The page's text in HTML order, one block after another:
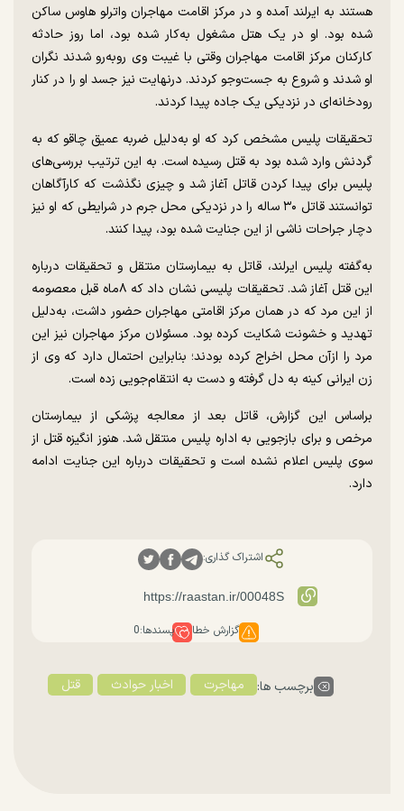
هستند به ایرلند آمده و در مرکز اقامت مهاجران واترلو هاوس ساکن
شده بود. او در یک هتل مشغول به‌کار شده بود، اما روز حادثه
کارکنان مرکز اقامت مهاجران وقتی با غیبت وی روبه‌رو شدند نگران
او شدند و شروع به جست‌و‌جو کردند. درنهایت نیز جسد او را در کنار
رودخانه‌ای در نزدیکی یک جاده پیدا کردند.
تحقیقات پلیس مشخص کرد که او به‌دلیل ضربه عمیق چاقو که به
گردنش وارد شده بود به قتل رسیده است. به این ترتیب بررسی‌های
پلیس برای پیدا کردن قاتل آغاز شد و چیزی نگذشت که کارآگاهان
توانستند قاتل ۳۰ ساله را در نزدیکی محل جرم در شرایطی که او نیز
دچار جراحات ناشی از این جنایت شده بود، پیدا کنند.
به‌گفته پلیس ایرلند، قاتل به بیمارستان منتقل و تحقیقات درباره
این قتل آغاز شد. تحقیقات پلیسی نشان داد که ۸‌ماه قبل معصومه
از این مرد که در همان مرکز اقامتی مهاجران حضور داشت، به‌دلیل
تهدید و خشونت شکایت کرده بود. مسئولان مرکز مهاجران نیز این
مرد را ازآن محل اخراج کرده بودند؛ بنابراین احتمال دارد که وی از
زن ایرانی کینه به دل گرفته و دست به انتقام‌جویی زده است.
براساس این گزارش، قاتل بعد از معالجه پزشکی از بیمارستان
مرخص و برای بازجویی به اداره پلیس منتقل شد. هنوز انگیزه قتل از
سوی پلیس اعلام نشده است و تحقیقات درباره این جنایت ادامه
دارد.
اشتراک گذاری:
گزارش خطا پسندها:0
برچسب ها: مهاجرت اخبار حوادث قتل